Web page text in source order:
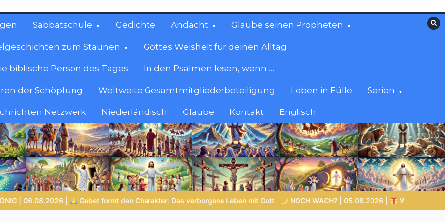
Sabbatschule Gedichte Andacht Glaube seinen Propheten
zum Staunen Gottes Weisheit für deinen Alltag
biblische Person des Tages In den Psalmen lesen, wenn …
der Schöpfung Weltweite Gesamtmitgliederbeteiligung Leben in Fülle Serien
Netzwerk Niederländisch Glaube Kontakt Englisch
den Charakter: Das verborgene Leben mit Gott NOCH WACH? | 05.08.2026 | Was schenkst du Jesus?